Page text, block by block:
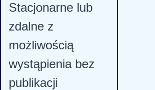
Stacjonarne lub
zdalne z
możliwością
wystąpienia bez
publikacji